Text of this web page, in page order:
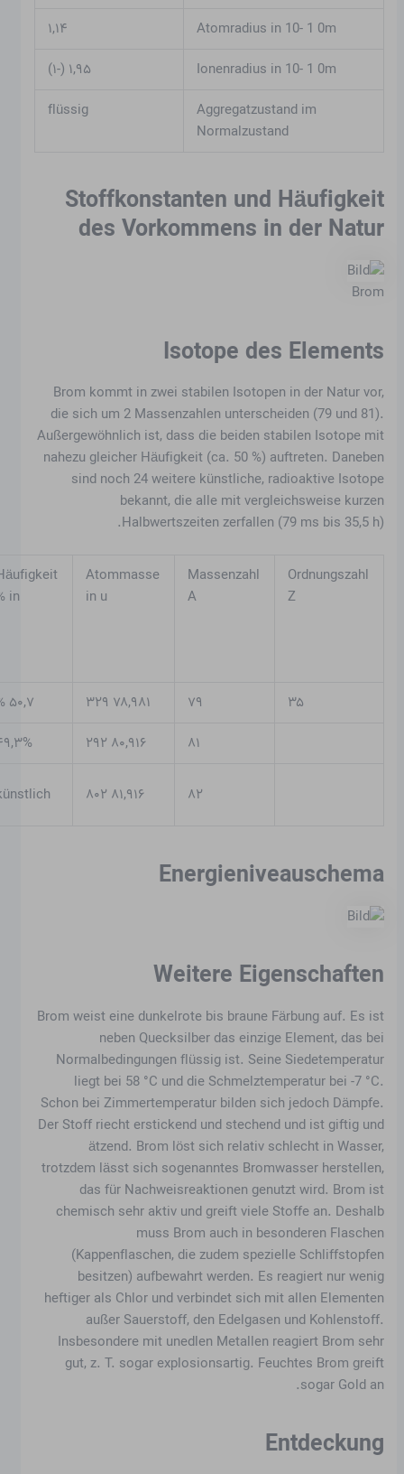
Atomradius in 10- 1 0m
۱,۱۴
Ionenradius in 10- 1 0m
۱,۹۵ (-۱)
Aggregatzustand im
Normalzustand
flüssig
Stoffkonstanten und Häufigkeit
des Vorkommens in der Natur
Brom
Isotope des Elements
Brom kommt in zwei stabilen Isotopen in der Natur vor,
die sich um 2 Massenzahlen unterscheiden (79 und 81).
Außergewöhnlich ist, dass die beiden stabilen Isotope mit
nahezu gleicher Häufigkeit (ca. 50 %) auftreten. Daneben
sind noch 24 weitere künstliche, radioaktive Isotope
bekannt, die alle mit vergleichsweise kurzen
Halbwertszeiten zerfallen (79 ms bis 35,5 h).
Ordnungszahl
Z
Massenzahl
A
Atommasse
in u
in %
۳۵ ۷۹ ۷۸,۹۸۱ ۳۲۹
۵۰,۷ %
۸۱
۸۰,۹۱۶ ۲۹۲
۸۲ ۸۱,۹۱۶ ۸۰۲
Energieniveauschema
Weitere Eigenschaften
Brom weist eine dunkelrote bis braune Färbung auf. Es ist
neben Quecksilber das einzige Element, das bei
Normalbedingungen flüssig ist. Seine Siedetemperatur
liegt bei 58 °C und die Schmelztemperatur bei -7 °C.
Schon bei Zimmertemperatur bilden sich jedoch Dämpfe.
Der Stoff riecht erstickend und stechend und ist giftig und
ätzend. Brom löst sich relativ schlecht in Wasser,
trotzdem lässt sich sogenanntes Bromwasser herstellen,
das für Nachweisreaktionen genutzt wird. Brom ist
chemisch sehr aktiv und greift viele Stoffe an. Deshalb
muss Brom auch in besonderen Flaschen
(Kappenflaschen, die zudem spezielle Schliffstopfen
besitzen) aufbewahrt werden. Es reagiert nur wenig
heftiger als Chlor und verbindet sich mit allen Elementen
außer Sauerstoff, den Edelgasen und Kohlenstoff.
Insbesondere mit unedlen Metallen reagiert Brom sehr
gut, z. T. sogar explosionsartig. Feuchtes Brom greift
sogar Gold an.
Entdeckung